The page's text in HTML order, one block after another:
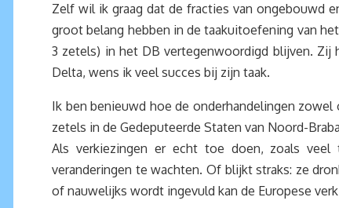
Zelf wil ik graag dat de fracties van ongebouwd
groot belang hebben in de taakuitoefening van
3 zetels) in het DB vertegenwoordigd blijven. Zij
Delta, wens ik veel succes bij zijn taak.
Ik ben benieuwd hoe de onderhandelingen
zetels in de Gedeputeerde Staten van Noord-
Als verkiezingen er echt toe doen, zoals veel
veranderingen te wachten. Of blijkt straks: ze
of nauwelijks wordt ingevuld kan de Europese